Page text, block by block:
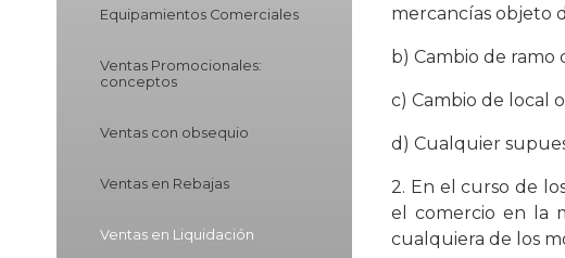
Equipamientos Comerciales
Ventas Promocionales:
conceptos
Ventas con obsequio
Ventas en Rebajas
Ventas en Liquidación
mercancías objeto
b) Cambio de ramo
c) Cambio de local
d) Cualquier
2. En el curso de
el comercio en la
cualquiera de los